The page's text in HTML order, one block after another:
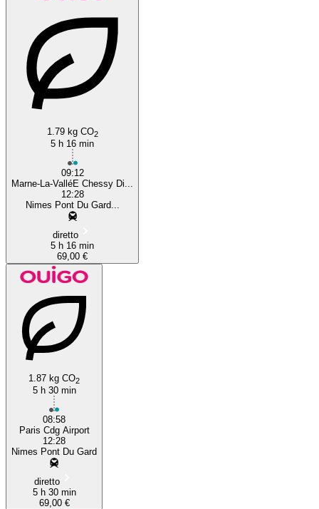
1.79 kg CO2
5 h 16 min
09:12
Marne-La-ValléE Chessy Di...
12:28
Nimes Pont Du Gard...
diretto
5 h 16 min
69,00 €
1.87 kg CO2
5 h 30 min
08:58
Paris Cdg Airport
12:28
Nimes Pont Du Gard
diretto
5 h 30 min
69,00 €